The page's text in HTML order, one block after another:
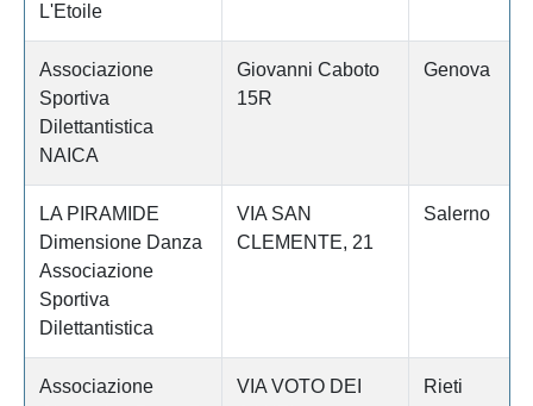
L'Etoile
Associazione
Sportiva
Dilettantistica
NAICA
Giovanni Caboto
15R
Genova
LA PIRAMIDE
Dimensione Danza
Associazione
Sportiva
Dilettantistica
VIA SAN
CLEMENTE, 21
Salerno
Associazione
VIA VOTO DEI
Rieti